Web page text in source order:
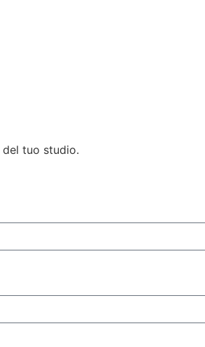
tuo studio.